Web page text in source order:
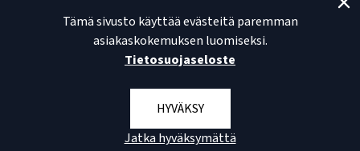
Tämä sivusto käyttää evästeitä paremman
asiakaskokemuksen luomiseksi.
Tietosuojaseloste
HYVÄKSY
Jatka hyväksymättä